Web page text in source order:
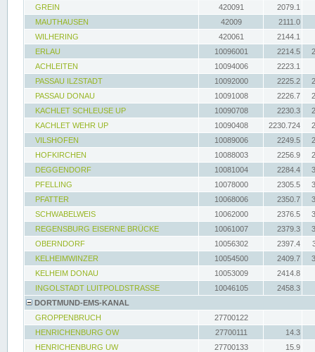
GREIN
420091
2079.1
MAUTHAUSEN
42009
2111.0
WILHERING
420061
2144.1
ERLAU
10096001 2214.5
ACHLEITEN
10094006
2223.1
PASSAU ILZSTADT
10092000 2225.2
PASSAU DONAU
10091008 2226.7
KACHLET SCHLEUSE UP
10090708 2230.3
KACHLET WEHR UP
10090408 2230.724
VILSHOFEN
10089006 2249.5
HOFKIRCHEN
10088003 2256.9
DEGGENDORF
10081004 2284.4
PFELLING
10078000 2305.5
PFATTER
10068006 2350.7
SCHWABELWEIS
10062000 2376.5
REGENSBURG EISERNE BRÜCKE
10061007 2379.3
OBERNDORF
10056302 2397.4
KELHEIMWINZER
10054500 2409.7
KELHEIM DONAU
10053009
2414.8
INGOLSTADT LUITPOLDSTRASSE
10046105
2458.3
DORTMUND-EMS-KANAL
GROPPENBRUCH
27700122
HENRICHENBURG OW
27700111
14.3
HENRICHENBURG UW
27700133
15.9